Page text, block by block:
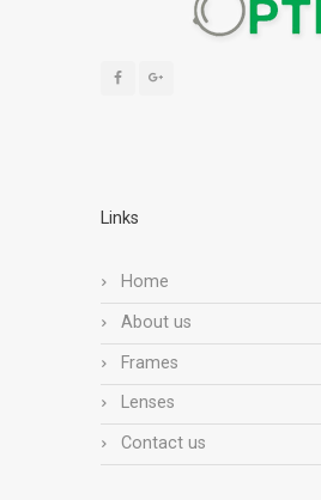
Links
Home
About us
Frames
Lenses
Contact us